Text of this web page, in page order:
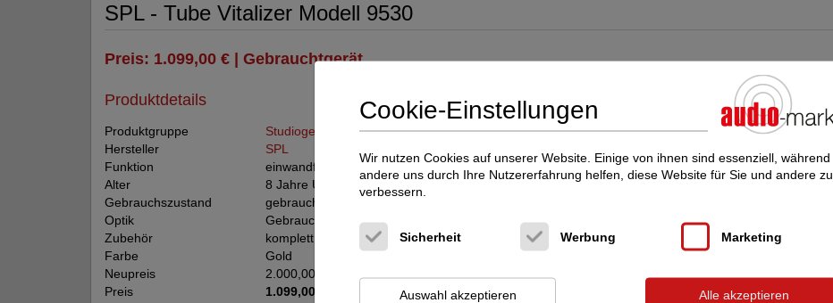
SPL - Tube Vitalizer Modell 9530
Preis: 1.099,00 € | Gebrauchtgerät
Produktdetails
Produktgruppe
Studiogeräte
Hersteller
SPL
Funktion
einwandfrei
Alter
8 Jahre Unbekannt
Gebrauchszustand
gebraucht
Optik
Gebrauchsspuren
Zubehör
komplett mit OVP
Farbe
Gold
Neupreis
2.000,00 €
Preis
1.099,00 €
Inserats-ID
Angebotszeitraum
Angesehen
Cookie-Einstellungen
Wir nutzen Cookies auf unserer Website. Einige von ihnen sind essenziell, während
andere uns durch Ihre Nutzererfahrung helfen, diese Website für Sie und andere zu
verbessern.
Sicherheit Werbung Marketing
Auswahl akzeptieren Alle akzeptieren